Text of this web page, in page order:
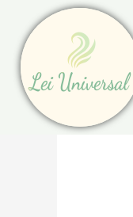
para
conteúdo